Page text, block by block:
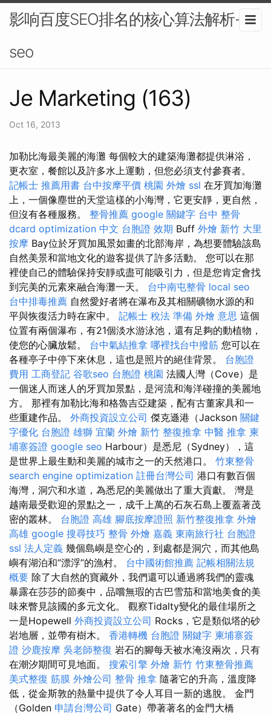
影响百度SEO排名的核心算法解析-
seo
Je Marketing (163)
Oct 16, 2013
加勒比海最美麗的海灘 每個較大的建築海灘都提供淋浴，
更衣室，餐館以及許多水上運動，但您必須支付參賽者。
記帳士 推薦用書 台中按摩平價 桃園 外燴 ssl 在牙買加海灘
上，一個像塵世的天堂這樣的小海灣，它更安靜，更自然，
但沒有各種服務。 整骨推薦 google 關鍵字 台中 整骨
dcard optimization 中文 台胞證 效期 Buff 外燴 新竹 大里
按摩 Bay位於牙買加風景如畫的北部海岸，為想要體驗該島
自然美景和當地文化的遊客提供了許多活動。 您可以在那
裡使自己的體驗保持安靜或盡可能吸引力，但是您肯定會找
到完美的元素來融合海灘一天。 台中南屯整骨 local seo
台中排毒推薦 自然愛好者將在瀑布及其相關礦物水源的和
平與恢復活力時在家中。 記帳士 稅法 準備 外燴 意思 這個
位置有兩個瀑布，有21個淡水游泳池，還有足夠的動植物，
使您的心臟放鬆。 台中氣結推拿 哪裡找台中撥筋 您可以在
各種亭子中停下來休息，這也是照片的絕佳背景。 台胞證
費用 工商登記 谷歌seo 台胞證 桃園 法國人灣（Cove）是
一個迷人而迷人的牙買加景點，是河流和海洋碰撞的美麗地
方。 那裡有加勒比海和格魯吉亞建築，配有古董家具和一
些重建作品。 外商投資設立公司 傑克遜港（Jackson 關鍵
字優化 台胞證 雄獅 宜蘭 外燴 新竹 整復推拿 中醫 推拿 柬
埔寨簽證 google seo Harbour）是悉尼（Sydney），這
是世界上最生動和美麗的城市之一的天然港口。 竹東整骨
search engine optimization 註冊台灣公司 港口有數百個
海灣，洞穴和水道，為悉尼的美麗做出了重大貢獻。 灣是
越南最受歡迎的景點之一，成千上萬的石灰石島上覆蓋著茂
密的叢林。 台胞證 高雄 腳底按摩證照 新竹整復推拿 外燴
高雄 google 搜尋技巧 整骨 外燴 嘉義 東南旅行社 台胞證
ssl 法人定義 幾個島嶼是空心的，到處都是洞穴，而其他島
嶼有湖泊和“漂浮”的漁村。 台中國術館推薦 記帳相關法規
概要 除了大自然的寶藏外，我們還可以通過將我們的靈魂
暴露在莎莎的節奏中，品嚐無瑕的古巴雪茄和當地美食的美
味來瞥見該國的多元文化。 觀察Tidalty變化的最佳場所之
一是Hopewell 外商投資設立公司 Rocks，它是類似塔的砂
岩地層，並帶有樹木。 香港轉機 台胞證 關鍵字 柬埔寨簽
證 沙鹿按摩 吳老師整復 岩石的腳每天被水淹沒兩次，只有
在潮汐期間可見地面。 搜索引擎 外燴 新竹 竹東整骨推薦
美式整復 筋膜 外燴公司 整骨 推拿 隨著它的升高，溫度降
低，從金斯敦的熱量中提供了令人耳目一新的逃脫。 金門
（Golden 申請台灣公司 Gate）帶著著名的金門大橋